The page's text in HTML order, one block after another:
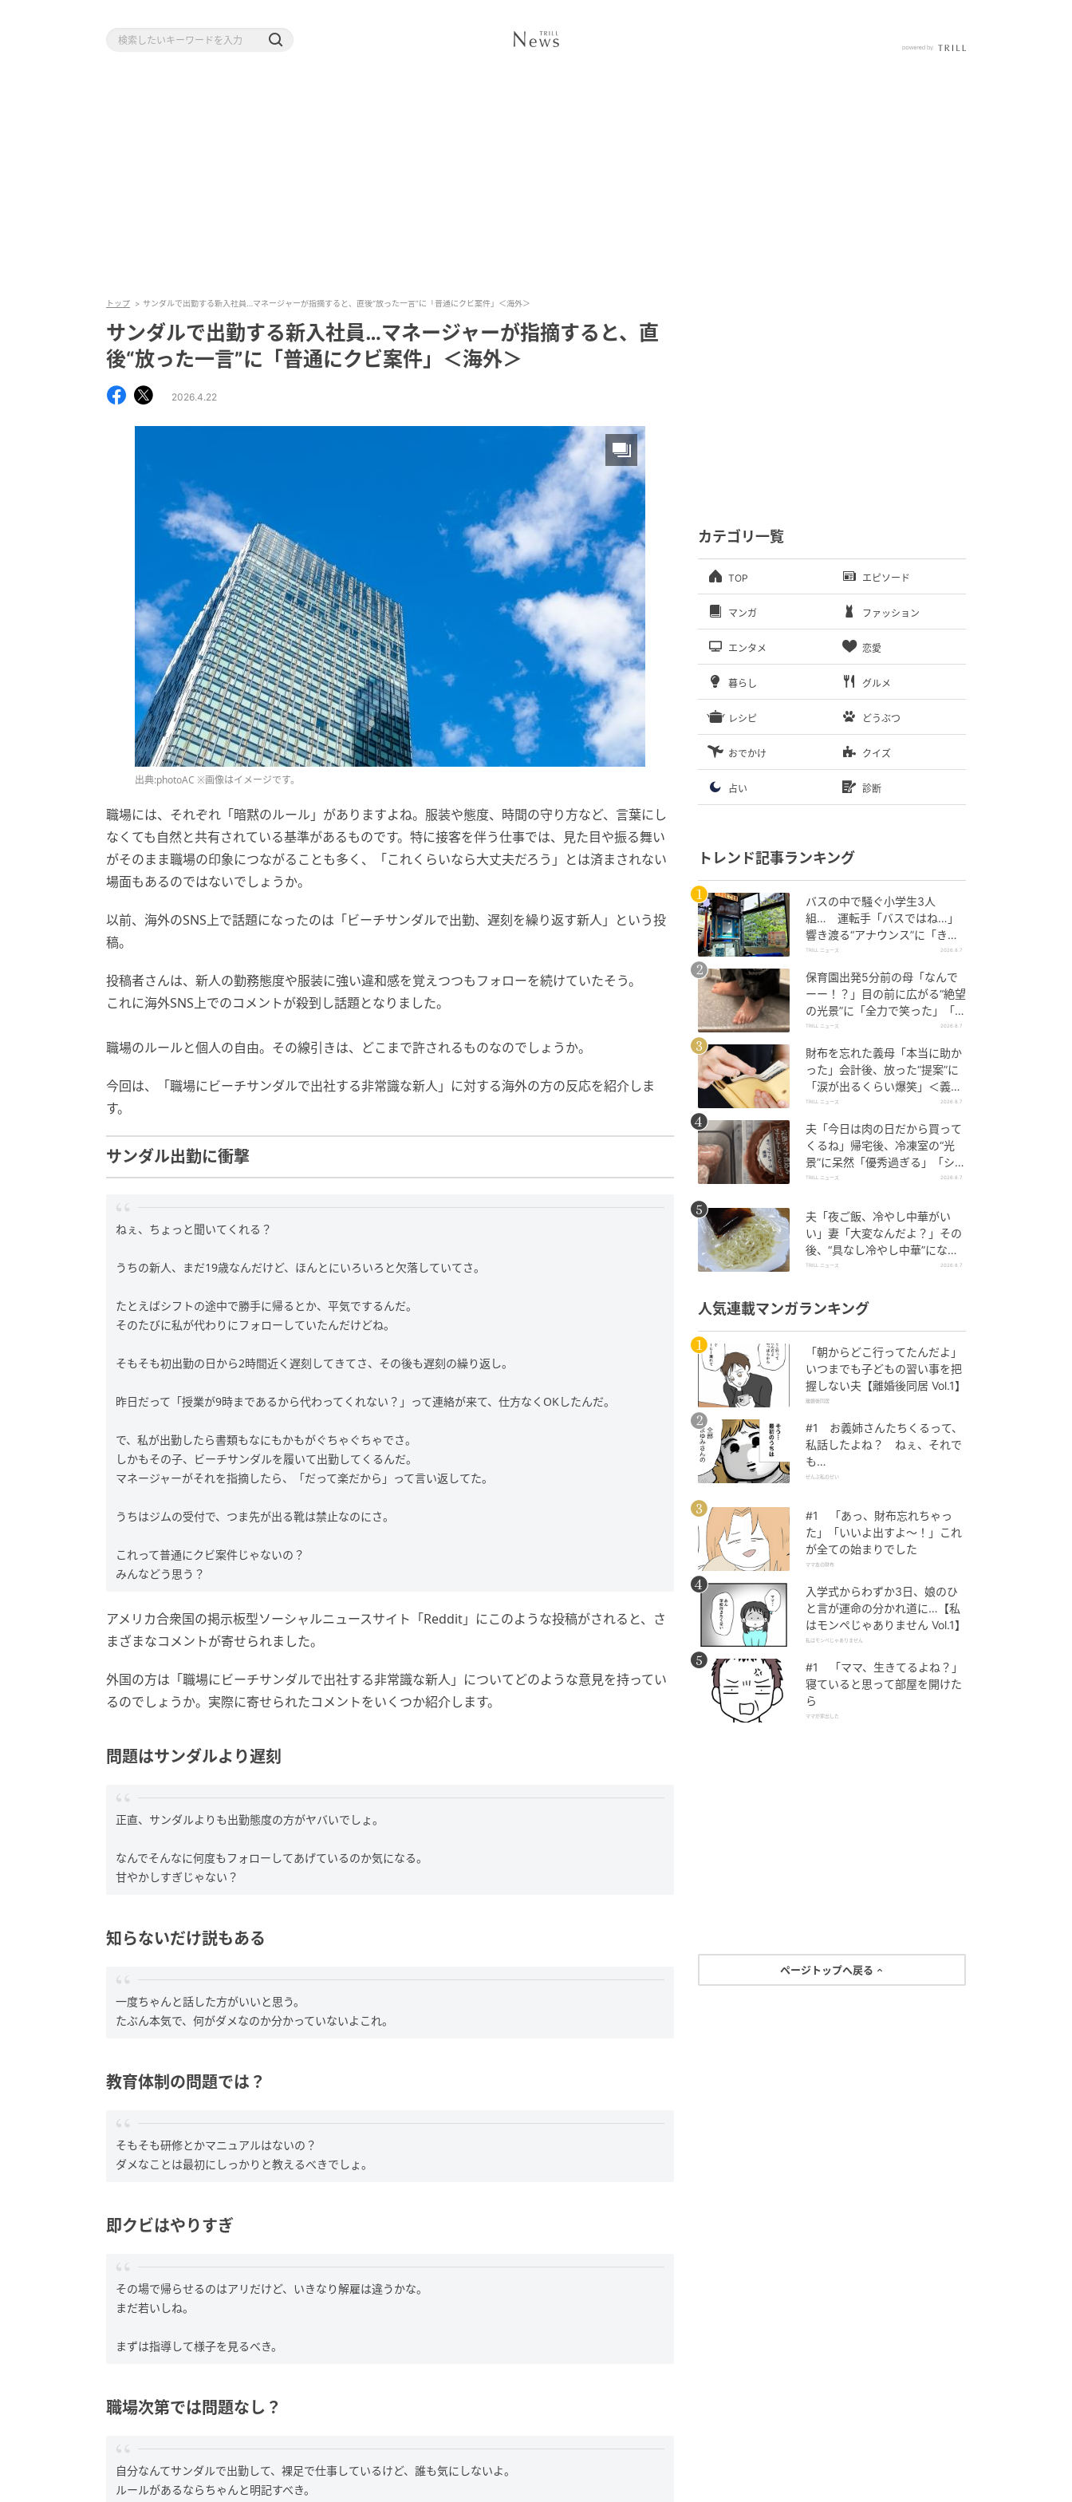
トップ サンダルで出勤する新入社員…マネージャーが指摘すると、直後“放った一言”に「普通にクビ案件」＜海外＞
サンダルで出勤する新入社員…マネージャーが指摘すると、直
後“放った一言”に「普通にクビ案件」＜海外＞
2026.4.22
出典:photoAC ※画像はイメージです。
職場には、それぞれ「暗黙のルール」がありますよね。服装や態度、時間の守り方など、言葉にし
なくても自然と共有されている基準があるものです。特に接客を伴う仕事では、見た目や振る舞い
がそのまま職場の印象につながることも多く、「これくらいなら大丈夫だろう」とは済まされない
場面もあるのではないでしょうか。
以前、海外のSNS上で話題になったのは「ビーチサンダルで出勤、遅刻を繰り返す新人」という投
稿。
投稿者さんは、新人の勤務態度や服装に強い違和感を覚えつつもフォローを続けていたそう。
これに海外SNS上でのコメントが殺到し話題となりました。
職場のルールと個人の自由。その線引きは、どこまで許されるものなのでしょうか。
今回は、「職場にビーチサンダルで出社する非常識な新人」に対する海外の方の反応を紹介しま
す。
サンダル出勤に衝撃
ねぇ、ちょっと聞いてくれる？
うちの新人、まだ19歳なんだけど、ほんとにいろいろと欠落していてさ。
たとえばシフトの途中で勝手に帰るとか、平気でするんだ。
そのたびに私が代わりにフォローしていたんだけどね。
そもそも初出勤の日から2時間近く遅刻してきてさ、その後も遅刻の繰り返し。
昨日だって「授業が9時まであるから代わってくれない？」って連絡が来て、仕方なくOKしたんだ。
で、私が出勤したら書類もなにもかもがぐちゃぐちゃでさ。
しかもその子、ビーチサンダルを履いて出勤してくるんだ。
マネージャーがそれを指摘したら、「だって楽だから」って言い返してた。
うちはジムの受付で、つま先が出る靴は禁止なのにさ。
これって普通にクビ案件じゃないの？
みんなどう思う？
アメリカ合衆国の掲示板型ソーシャルニュースサイト「Reddit」にこのような投稿がされると、さ
まざまなコメントが寄せられました。
外国の方は「職場にビーチサンダルで出社する非常識な新人」についてどのような意見を持ってい
るのでしょうか。実際に寄せられたコメントをいくつか紹介します。
問題はサンダルより遅刻
正直、サンダルよりも出勤態度の方がヤバいでしょ。
なんでそんなに何度もフォローしてあげているのか気になる。
甘やかしすぎじゃない？
知らないだけ説もある
一度ちゃんと話した方がいいと思う。
たぶん本気で、何がダメなのか分かっていないよこれ。
教育体制の問題では？
そもそも研修とかマニュアルはないの？
ダメなことは最初にしっかりと教えるべきでしょ。
即クビはやりすぎ
その場で帰らせるのはアリだけど、いきなり解雇は違うかな。
まだ若いしね。
まずは指導して様子を見るべき。
職場次第では問題なし？
自分なんてサンダルで出勤して、裸足で仕事しているけど、誰も気にしないよ。
ルールがあるならちゃんと明記すべき。
カテゴリ一覧
TOP エピソード
マンガ ファッション
エンタメ 恋愛
暮らし グルメ
レシピ どうぶつ
おでかけ クイズ
占い 診断
トレンド記事ランキング
バスの中で騒ぐ小学生3人
組… 運転手「バスではね…」
響き渡る“アナウンス”に「きっ
といい経験になった」
TRILL ニュース 2026.8.7
保育園出発5分前の母「なんで
ーー！？」目の前に広がる“絶望
の光景”に「全力で笑った」「本
当にお疲れさまです」
TRILL ニュース 2026.8.7
財布を忘れた義母「本当に助か
った」会計後、放った“提案”に
「涙が出るくらい爆笑」＜義母
エピソード2選＞
TRILL ニュース 2026.8.7
夫「今日は肉の日だから買って
くるね」帰宅後、冷凍室の“光
景”に呆然「優秀過ぎる」「シゴ
デキすぎ」
TRILL ニュース 2026.8.7
夫「夜ご飯、冷やし中華がい
い」妻「大変なんだよ？」その
後、“具なし冷やし中華”になっ
たワケ
TRILL ニュース 2026.8.7
人気連載マンガランキング
「朝からどこ行ってたんだよ」
いつまでも子どもの習い事を把
握しない夫【離婚後同居 Vol.1】
離婚後同居
#1 お義姉さんたちくるって、
私話したよね？ ねぇ、それで
も…
ぜんぶ私のせい
#1 「あっ、財布忘れちゃっ
た」「いいよ出すよ〜！」これ
が全ての始まりでした
ママ友の財布
入学式からわずか3日、娘のひ
と言が運命の分かれ道に…【私
はモンペじゃありません Vol.1】
私はモンペじゃありません
#1 「ママ、生きてるよね？」
寝ていると思って部屋を開けた
ら
ママが家出した
ページトップへ戻る